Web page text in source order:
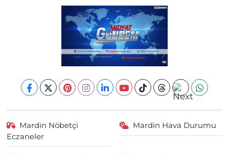
Mardin Nöbetçi
Eczaneler
Mardin Hava Durumu